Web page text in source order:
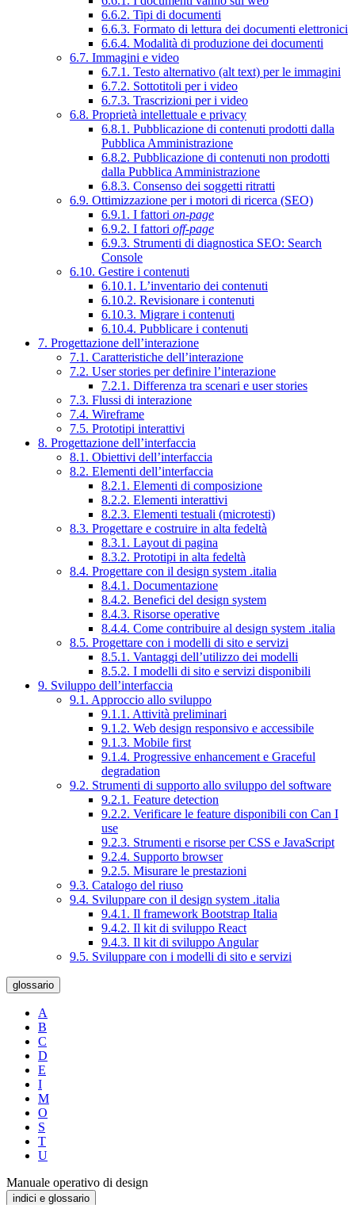
6.6.2. Tipi di documenti
6.6.3. Formato di lettura dei documenti elettronici
6.6.4. Modalità di produzione dei documenti
6.7. Immagini e video
6.7.1. Testo alternativo (alt text) per le immagini
6.7.2. Sottotitoli per i video
6.7.3. Trascrizioni per i video
6.8. Proprietà intellettuale e privacy
6.8.1. Pubblicazione di contenuti prodotti dalla
Pubblica Amministrazione
6.8.2. Pubblicazione di contenuti non prodotti
dalla Pubblica Amministrazione
6.8.3. Consenso dei soggetti ritratti
6.9. Ottimizzazione per i motori di ricerca (SEO)
6.9.1. I fattori on-page
6.9.2. I fattori off-page
6.9.3. Strumenti di diagnostica SEO: Search
Console
6.10. Gestire i contenuti
6.10.1. L’inventario dei contenuti
6.10.2. Revisionare i contenuti
6.10.3. Migrare i contenuti
6.10.4. Pubblicare i contenuti
7. Progettazione dell’interazione
7.1. Caratteristiche dell’interazione
7.2. User stories per definire l’interazione
7.2.1. Differenza tra scenari e user stories
7.3. Flussi di interazione
7.4. Wireframe
7.5. Prototipi interattivi
8. Progettazione dell’interfaccia
8.1. Obiettivi dell’interfaccia
8.2. Elementi dell’interfaccia
8.2.1. Elementi di composizione
8.2.2. Elementi interattivi
8.2.3. Elementi testuali (microtesti)
8.3. Progettare e costruire in alta fedeltà
8.3.1. Layout di pagina
8.3.2. Prototipi in alta fedeltà
8.4. Progettare con il design system .italia
8.4.1. Documentazione
8.4.2. Benefici del design system
8.4.3. Risorse operative
8.4.4. Come contribuire al design system .italia
8.5. Progettare con i modelli di sito e servizi
8.5.1. Vantaggi dell’utilizzo dei modelli
8.5.2. I modelli di sito e servizi disponibili
9. Sviluppo dell’interfaccia
9.1. Approccio allo sviluppo
9.1.1. Attività preliminari
9.1.2. Web design responsivo e accessibile
9.1.3. Mobile first
9.1.4. Progressive enhancement e Graceful
degradation
9.2. Strumenti di supporto allo sviluppo del software
9.2.1. Feature detection
9.2.2. Verificare le feature disponibili con Can I
use
9.2.3. Strumenti e risorse per CSS e JavaScript
9.2.4. Supporto browser
9.2.5. Misurare le prestazioni
9.3. Catalogo del riuso
9.4. Sviluppare con il design system .italia
9.4.1. Il framework Bootstrap Italia
9.4.2. Il kit di sviluppo React
9.4.3. Il kit di sviluppo Angular
9.5. Sviluppare con i modelli di sito e servizi
glossario
A
B
C
D
E
I
M
O
S
T
U
Manuale operativo di design
indici e glossario